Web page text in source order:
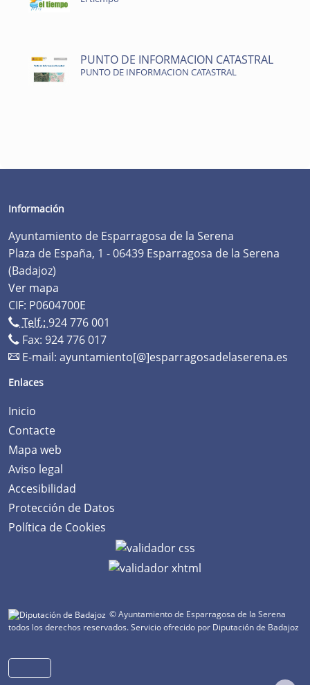
PUNTO DE INFORMACION CATASTRAL
PUNTO DE INFORMACION CATASTRAL
Información
Ayuntamiento de Esparragosa de la Serena
Plaza de España, 1 - 06439 Esparragosa de la Serena
(Badajoz)
Ver mapa
CIF: P0604700E
Telf.: 924 776 001
Fax: 924 776 017
E-mail: ayuntamiento[@]esparragosadelaserena.es
Enlaces
Inicio
Contacte
Mapa web
Aviso legal
Accesibilidad
Protección de Datos
Política de Cookies
© Ayuntamiento de Esparragosa de la Serena
todos los derechos reservados.Servicio ofrecido por Diputación de Badajoz